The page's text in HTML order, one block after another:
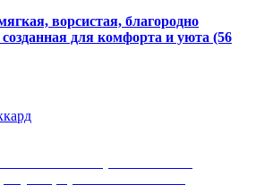
ворсистая, благородно
для комфорта и уюта (56